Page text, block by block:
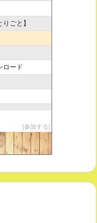
ごと】
ロード
参加する